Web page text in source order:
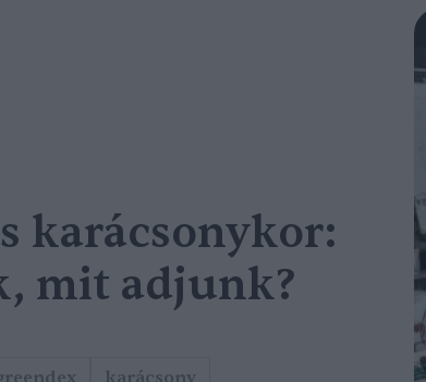
karácsonykor:
mit adjunk?
karácsony